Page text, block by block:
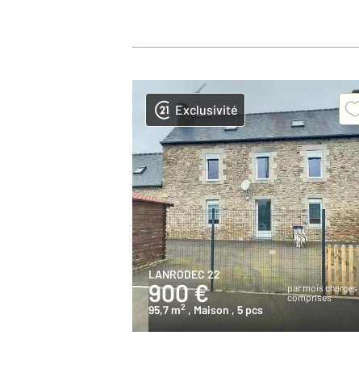
Exclusivité
LANRODEC 22
900 €
par mois charges
comprises
95,7 m2 , Maison , 5 pcs